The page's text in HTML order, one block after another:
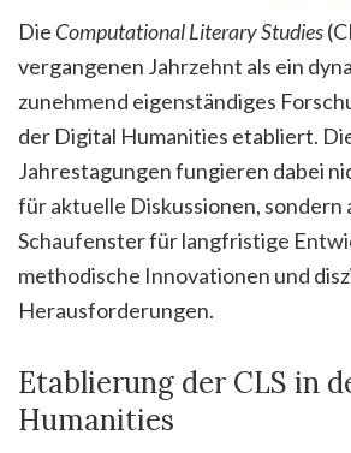
Die Computational Literary Studies
vergangenen Jahrzehnt als ein
zunehmend eigenständiges
der Digital Humanities etabliert.
Jahrestagungen fungieren dabei
für aktuelle Diskussionen, sondern
Schaufenster für langfristige
methodische Innovationen und
Herausforderungen.
Etablierung der CLS in
Humanities